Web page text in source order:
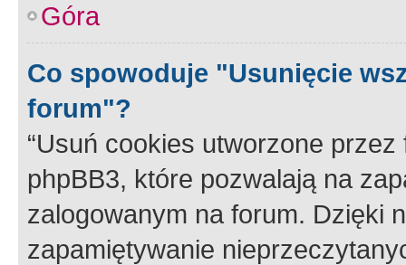
Góra
Co spowoduje "Usunięcie
forum"?
“Usuń cookies utworzone
phpBB3, które pozwalają na
zalogowanym na forum. Dzięki
zapamiętywanie